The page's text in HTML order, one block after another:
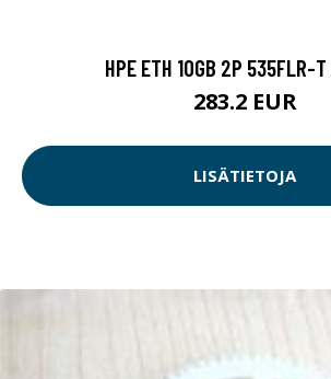
HPE ETH 10GB 2P 535FLR-T
283.2 EUR
LISÄTIETOJA